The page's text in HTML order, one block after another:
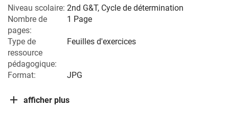
Niveau scolaire: 2nd G&T, Cycle de détermination
Nombre de
pages:
1 Page
Type de
ressource
pédagogique:
Feuilles d'exercices
Format: JPG
afficher plus